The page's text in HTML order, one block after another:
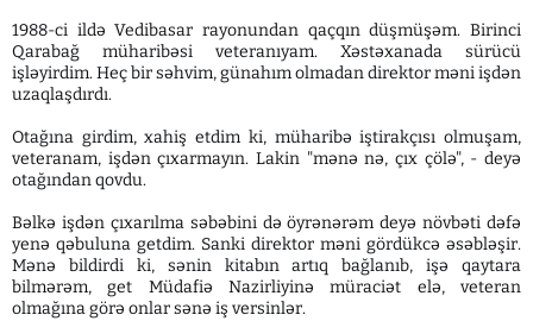
1988-ci ildə Vedibasar rayonundan qaçqın düşmüşəm. Birinci
Qarabağ müharibəsi veteranıyam. Xəstəxanada sürücü
işləyirdim. Heç bir səhvim, günahım olmadan direktor məni işdən
uzaqlaşdırdı.
Otağına girdim, xahiş etdim ki, müharibə iştirakçısı olmuşam,
veteranam, işdən çıxarmayın. Lakin "mənə nə, çıx çölə", - deyə
otağından qovdu.
Bəlkə işdən çıxarılma səbəbini də öyrənərəm deyə növbəti dəfə
yenə qəbuluna getdim. Sanki direktor məni gördükcə əsəbləşir.
Mənə bildirdi ki, sənin kitabın artıq bağlanıb, işə qaytara
bilmərəm, get Müdafiə Nazirliyinə müraciət elə, veteran
olmağına görə onlar sənə iş versinlər.